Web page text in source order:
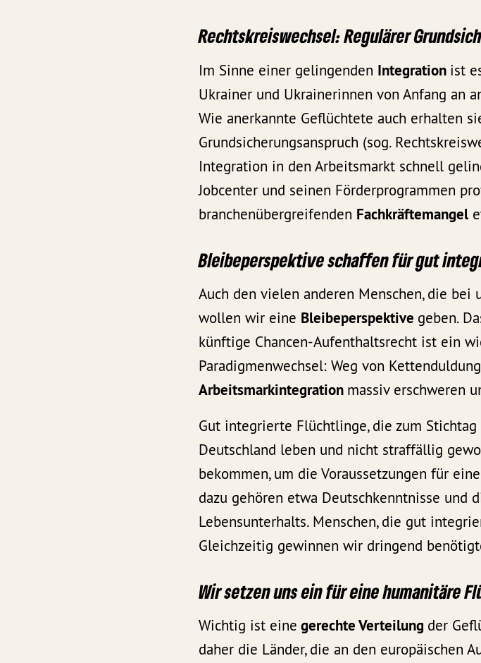
Rechtskreiswechsel: Regulärer
Im Sinne einer gelingenden Integration ist
Ukrainer und Ukrainerinnen von Anfang an
Wie anerkannte Geflüchtete auch erhalten
Grundsicherungsanspruch (sog.
Integration in den Arbeitsmarkt schnell
Jobcenter und seinen Förderprogrammen
branchenübergreifenden Fachkräftemangel
Bleibeperspektive schaffen für gut
Auch den vielen anderen Menschen, die
wollen wir eine Bleibeperspektive geben.
künftige Chancen-Aufenthaltsrecht ist ein
Paradigmenwechsel: Weg von
Arbeitsmarkintegration massiv erschweren
Gut integrierte Flüchtlinge, die zum
Deutschland leben und nicht straffällig
bekommen, um die Voraussetzungen für
dazu gehören etwa Deutschkenntnisse und
Lebensunterhalts. Menschen, die gut
Gleichzeitig gewinnen wir dringend
Wir setzen uns ein für eine humanitäre
Wichtig ist eine gerechte Verteilung der
daher die Länder, die an den europäischen